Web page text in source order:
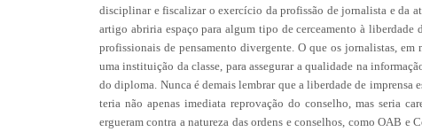
disciplinar e fiscalizar o exercício da profissão de jornalista e da
artigo abriria espaço para algum tipo de cerceamento à
profissionais de pensamento divergente. O que os jornalistas,
uma instituição da classe, para assegurar a qualidade na
do diploma. Nunca é demais lembrar que a liberdade de
teria não apenas imediata reprovação do conselho, mas seria
ergueram contra a natureza das ordens e conselhos, como OAB